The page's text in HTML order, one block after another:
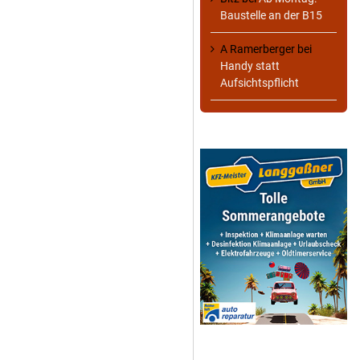
Baustelle an der B15
A Ramerberger bei
Handy statt
Aufsichtspflicht